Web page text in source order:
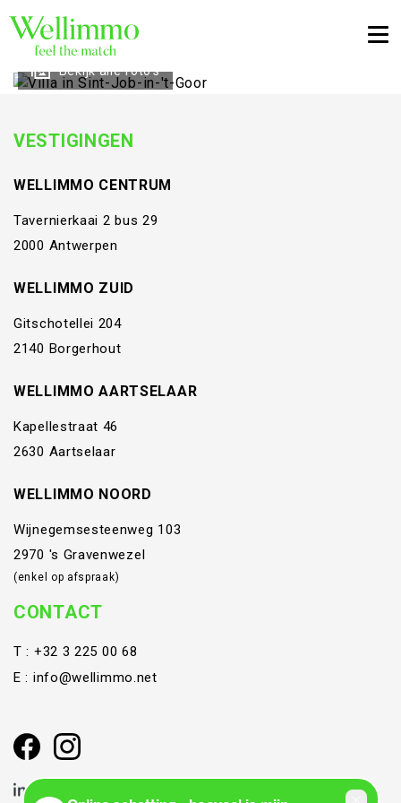
Bekijk alle foto's
VESTIGINGEN
WELLIMMO CENTRUM
Tavernierkaai 2 bus 29
2000 Antwerpen
WELLIMMO ZUID
Gitschotellei 204
2140 Borgerhout
WELLIMMO AARTSELAAR
Kapellestraat 46
2630 Aartselaar
WELLIMMO NOORD
Wijnegemsesteenweg 103
2970 's Gravenwezel
(enkel op afspraak)
CONTACT
T : +32 3 225 00 68
E : info@wellimmo.net